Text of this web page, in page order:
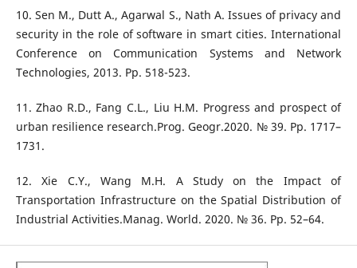
10. Sen M., Dutt A., Agarwal S., Nath A. Issues of privacy and
security in the role of software in smart cities. International
Conference on Communication Systems and Network
Technologies, 2013. Pp. 518-523.
11. Zhao R.D., Fang C.L., Liu H.M. Progress and prospect of
urban resilience research.Prog. Geogr.2020. № 39. Рр. 1717–
1731.
12. Xie C.Y., Wang M.H. A Study on the Impact of
Transportation Infrastructure on the Spatial Distribution of
Industrial Activities.Manag. World. 2020. № 36. Рр. 52–64.